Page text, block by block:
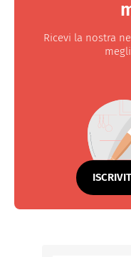
Ricevi la nostra